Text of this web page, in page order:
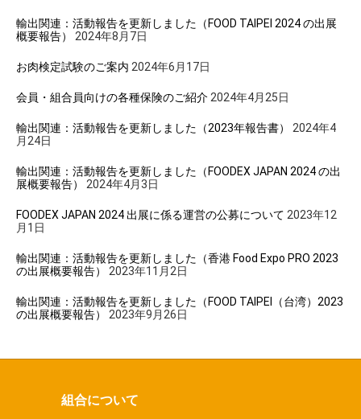
輸出関連：活動報告を更新しました（FOOD TAIPEI 2024 の出展
概要報告）
2024年8月7日
お肉検定試験のご案内 2024年6月17日
会員・組合員向けの各種保険のご紹介 2024年4月25日
輸出関連：活動報告を更新しました（2023年報告書）
2024年4
月24日
輸出関連：活動報告を更新しました（FOODEX JAPAN 2024 の出
展概要報告）
2024年4月3日
FOODEX JAPAN 2024 出展に係る運営の公募について 2023年12
月1日
輸出関連：活動報告を更新しました（香港 Food Expo PRO 2023
の出展概要報告）
2023年11月2日
輸出関連：活動報告を更新しました（FOOD TAIPEI（台湾）2023
の出展概要報告）
2023年9月26日
組合について